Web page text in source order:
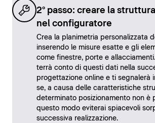
2° passo: creare la
nel configuratore
Crea la planimetria personalizzata
inserendo le misure esatte e gli
come finestre, porte e
terrà conto di questi dati nella
progettazione online e ti segnalerà
se, a causa delle caratteristiche
determinato posizionamento non è
questo modo eviterai spiacevoli
successiva realizzazione.